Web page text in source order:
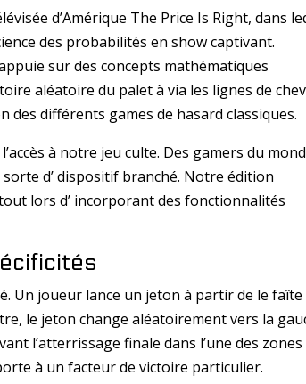
d’Amérique The Price Is Right, dans
des probabilités en show captivant.
sur des concepts mathématiques
aléatoire du palet à via les lignes de
différents games de hasard classiques.
à notre jeu culte. Des gamers du
sorte d’ dispositif branché. Notre édition
lors d’ incorporant des fonctionnalités
Un joueur lance un jeton à partir de le faîte
le jeton change aléatoirement vers la
l’atterrissage finale dans l’une des zones
à un facteur de victoire particulier.